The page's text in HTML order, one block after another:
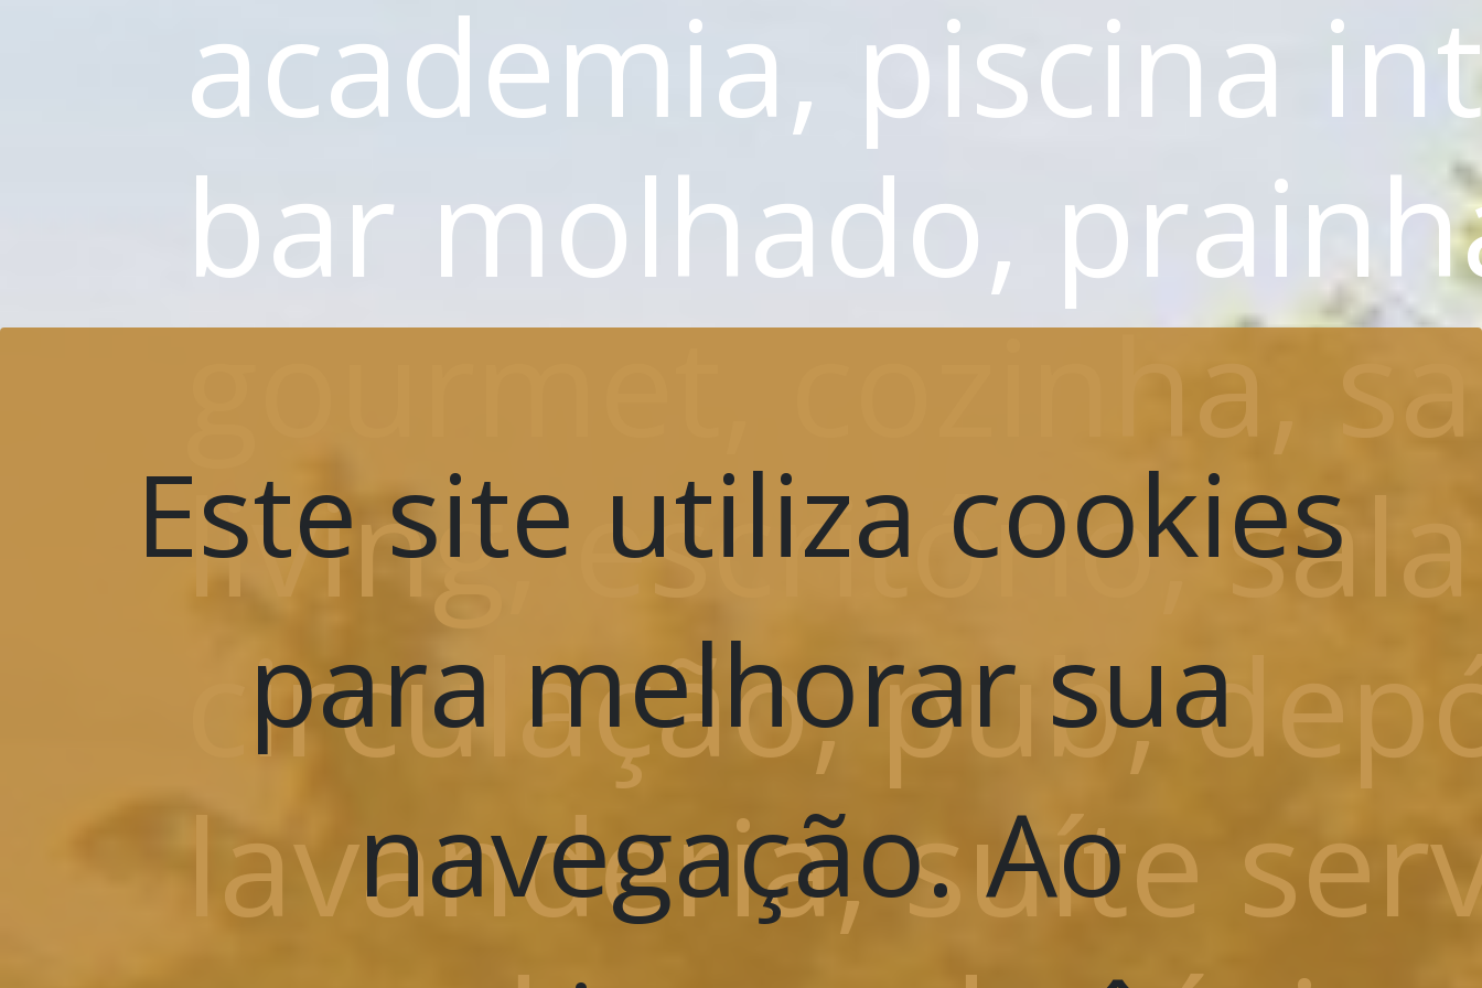
academia, piscina
bar molhado,
gourmet, cozinha,
living, escritório,
circulação, pub,
lavanderia, suíte
Este site utiliza cookies
para melhorar sua
navegação. Ao